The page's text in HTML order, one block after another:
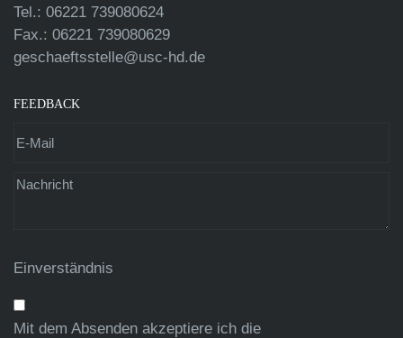
Tel.: 06221 739080624
Fax.: 06221 739080629
geschaeftsstelle@usc-hd.de
FEEDBACK
Einverständnis
Mit dem Absenden akzeptiere ich die